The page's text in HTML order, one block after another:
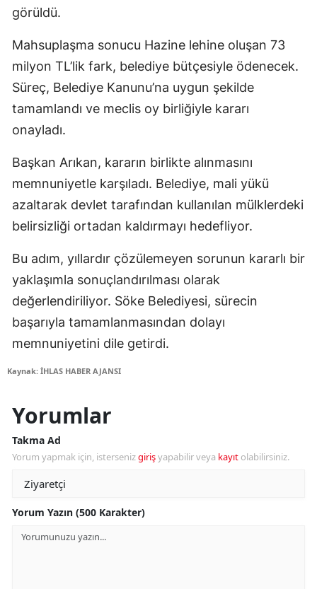
görüldü.
Mahsuplaşma sonucu Hazine lehine oluşan 73
milyon TL’lik fark, belediye bütçesiyle ödenecek.
Süreç, Belediye Kanunu’na uygun şekilde
tamamlandı ve meclis oy birliğiyle kararı
onayladı.
Başkan Arıkan, kararın birlikte alınmasını
memnuniyetle karşıladı. Belediye, mali yükü
azaltarak devlet tarafından kullanılan mülklerdeki
belirsizliği ortadan kaldırmayı hedefliyor.
Bu adım, yıllardır çözülemeyen sorunun kararlı bir
yaklaşımla sonuçlandırılması olarak
değerlendiriliyor. Söke Belediyesi, sürecin
başarıyla tamamlanmasından dolayı
memnuniyetini dile getirdi.
Kaynak: İHLAS HABER AJANSI
Yorumlar
Takma Ad
Yorum yapmak için, istersenizgirişyapabilir veya kayıt olabilirsiniz.
Yorum Yazın (500 Karakter)